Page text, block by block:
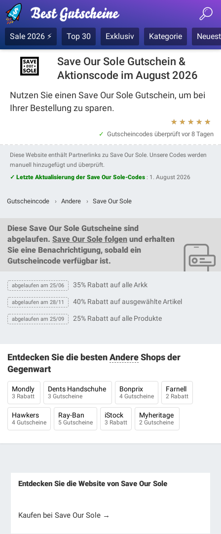
Sale 2026 ⚡ Top 30 Exklusiv Kategorie
Save Our Sole Gutschein &
Aktionscode im August 2026
Nutzen Sie einen Save Our Sole Gutschein, um bei
Ihrer Bestellung zu sparen.
★
★
★
★
★
Gutscheincodes überprüft vor 8 Tagen
Diese Website enthält Partnerlinks zu Save Our Sole. Unsere Codes werden
manuell hinzugefügt und überprüft.
✓ Letzte Aktualisierung der Save Our Sole-Codes : 1. August 2026
Gutscheincode › Andere › Save Our Sole
Diese Save Our Sole Gutscheine sind
abgelaufen. Save Our Sole folgen und erhalten
Sie eine Benachrichtigung, sobald ein
Gutscheincode verfügbar ist.
abgelaufen am 25/06 35% Rabatt auf alle Arkk
abgelaufen am 28/11 40% Rabatt auf ausgewählte Artikel
abgelaufen am 25/09 25% Rabatt auf alle Produkte
Entdecken Sie die bestenAndereShops der
Gegenwart
Mondly
3 Rabatt
Dents Handschuhe
3 Gutscheine
Bonprix
4 Gutscheine
Farnell
2 Rabatt
Hawkers
4 Gutscheine
Ray-Ban
5 Gutscheine
iStock
3 Rabatt
Myheritage
2 Gutscheine
Entdecken Sie die Website von Save Our Sole
Kaufen bei Save Our Sole →